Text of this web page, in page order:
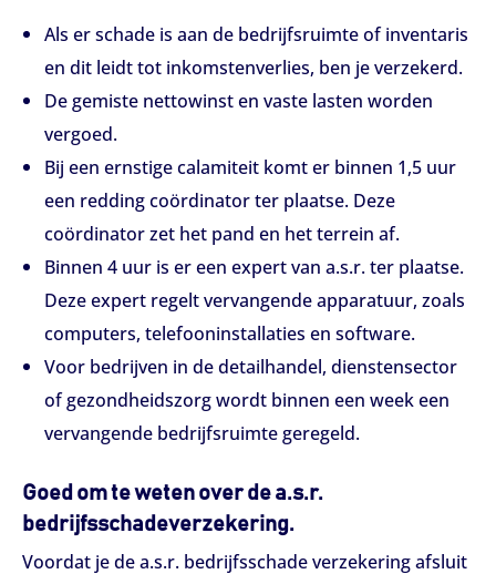
Als er schade is aan de bedrijfsruimte of inventaris
en dit leidt tot inkomstenverlies, ben je verzekerd.
De gemiste nettowinst en vaste lasten worden
vergoed.
Bij een ernstige calamiteit komt er binnen 1,5 uur
een redding coördinator ter plaatse. Deze
coördinator zet het pand en het terrein af.
Binnen 4 uur is er een expert van a.s.r. ter plaatse.
Deze expert regelt vervangende apparatuur, zoals
computers, telefooninstallaties en software.
Voor bedrijven in de detailhandel, dienstensector
of gezondheidszorg wordt binnen een week een
vervangende bedrijfsruimte geregeld.
Goed om te weten over de a.s.r.
bedrijfsschadeverzekering.
Voordat je de a.s.r. bedrijfsschade verzekering afsluit